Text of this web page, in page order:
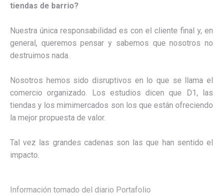
tiendas de barrio?
Nuestra única responsabilidad es con el cliente final y, en
general, queremos pensar y sabemos que nosotros no
destruimos nada.
Nosotros hemos sido disruptivos en lo que se llama el
comercio organizado. Los estudios dicen que D1, las
tiendas y los mimimercados son los que están ofreciendo
la mejor propuesta de valor.
Tal vez las grandes cadenas son las que han sentido el
impacto.
Información tomado del diario Portafolio